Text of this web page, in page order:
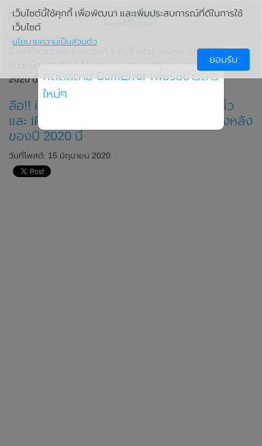
» ลือ!! iMac รุ่นใหม่ , iPad Air ขนาด
10.8 นิ้ว และ iPad Mini รุ่นใหม่ จะเปิดตัวในช่วงครึ่งหลังของปี
2020 นี้
ลือ!! iMac รุ่นใหม่ , iPad Air ขนาด 10.8 นิ้ว
และ iPad Mini รุ่นใหม่ จะเปิดตัวในช่วงครึ่งหลัง
ของปี 2020 นี้
วันที่โพสต์: 15 มิถุนายน 2020
เว็บไซต์นี้ใช้คุกกี้ เพื่อพัฒนา และเพิ่มประสบการณ์ที่ดีในการใช้
เว็บไซต์
นโยบายความเป็นส่วนตัว
ยอมรับ
กดติดตาม ComError เพื่อรับข่าวสาร
ใหม่ๆ